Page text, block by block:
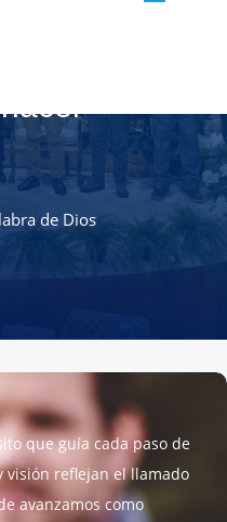
de Dios
que guía cada paso de
visión reflejan el llamado
avanzamos como